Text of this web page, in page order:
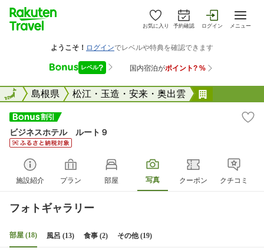
お気に入り 予約確認 ログイン メニュー
全国島根県 松江・玉造・安来・奥出雲
全国
ビジネスホテル ルート９
施設紹介 プラン 部屋 写真 クーポン クチコミ
フォトギャラリー
部屋 (18) 風呂 (13) 食事 (2) その他 (19)